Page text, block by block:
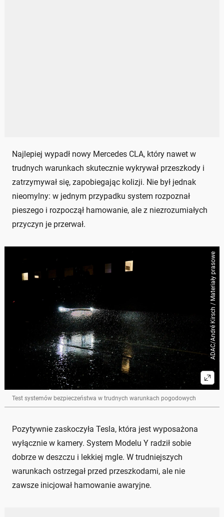
Najlepiej wypadł nowy Mercedes CLA, który nawet w
trudnych warunkach skutecznie wykrywał przeszkody i
zatrzymywał się, zapobiegając kolizji. Nie był jednak
nieomylny: w jednym przypadku system rozpoznał
pieszego i rozpoczął hamowanie, ale z niezrozumiałych
przyczyn je przerwał.
ADAC/André Kirsch / Materiały prasowe
Test systemów bezpieczeństwa w trudnych warunkach pogodowych
Pozytywnie zaskoczyła Tesla, która jest wyposażona
wyłącznie w kamery. System Modelu Y radził sobie
dobrze w deszczu i lekkiej mgle. W trudniejszych
warunkach ostrzegał przed przeszkodami, ale nie
zawsze inicjował hamowanie awaryjne.